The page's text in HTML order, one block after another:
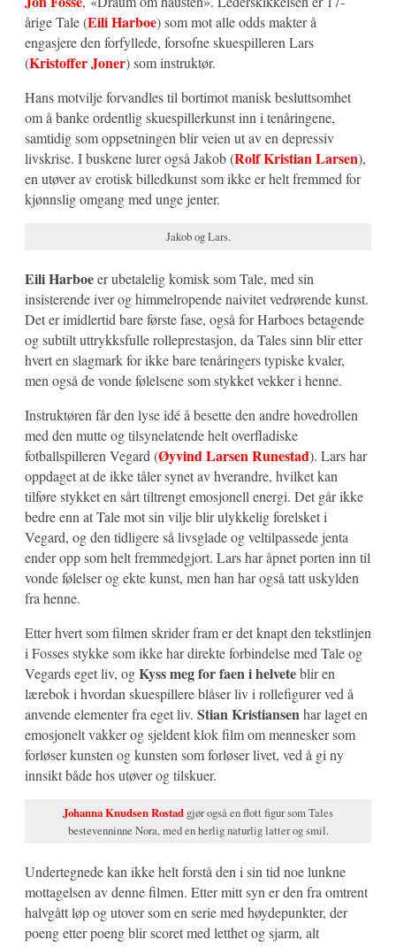
årige Tale (Eili Harboe) som mot alle odds makter å
engasjere den forfyllede, forsofne skuespilleren Lars
(Kristoffer Joner) som instruktør.
Hans motvilje forvandles til bortimot manisk besluttsomhet
om å banke ordentlig skuespillerkunst inn i tenåringene,
samtidig som oppsetningen blir veien ut av en depressiv
livskrise. I buskene lurer også Jakob (Rolf Kristian Larsen),
en utøver av erotisk billedkunst som ikke er helt fremmed for
kjønnslig omgang med unge jenter.
Jakob og Lars.
Eili Harboeer ubetalelig komisk som Tale, med sin
insisterende iver og himmelropende naivitet vedrørende kunst.
Det er imidlertid bare første fase, også for Harboes betagende
og subtilt uttrykksfulle rolleprestasjon, da Tales sinn blir etter
hvert en slagmark for ikke bare tenåringers typiske kvaler,
men også de vonde følelsene som stykket vekker i henne.
Instruktøren får den lyse idé å besette den andre hovedrollen
med den mutte og tilsynelatende helt overfladiske
fotballspilleren Vegard (Øyvind Larsen Runestad). Lars har
oppdaget at de ikke tåler synet av hverandre, hvilket kan
tilføre stykket en sårt tiltrengt emosjonell energi. Det går ikke
bedre enn at Tale mot sin vilje blir ulykkelig forelsket i
Vegard, og den tidligere så livsglade og veltilpassede jenta
ender opp som helt fremmedgjort. Lars har åpnet porten inn til
vonde følelser og ekte kunst, men han har også tatt uskylden
fra henne.
Etter hvert som filmen skrider fram er det knapt den tekstlinjen
i Fosses stykke som ikke har direkte forbindelse med Tale og
Vegards eget liv, ogKyss meg for faen i helveteblir en
lærebok i hvordan skuespillere blåser liv i rollefigurer ved å
anvende elementer fra eget liv. Stian Kristiansen har laget en
emosjonelt vakker og sjeldent klok film om mennesker som
forløser kunsten og kunsten som forløser livet, ved å gi ny
innsikt både hos utøver og tilskuer.
Johanna Knudsen Rostad gjør også en flott figur som Tales
bestevenninne Nora, med en herlig naturlig latter og smil.
Undertegnede kan ikke helt forstå den i sin tid noe lunkne
mottagelsen av denne filmen. Etter mitt syn er den fra omtrent
halvgått løp og utover som en serie med høydepunkter, der
poeng etter poeng blir scoret med letthet og sjarm, alt